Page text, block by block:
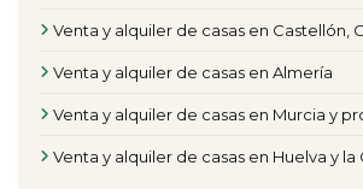
Venta y alquiler de casas en Castellón,
Venta y alquiler de casas en Almería
Venta y alquiler de casas en Murcia y
Venta y alquiler de casas en Huelva y la